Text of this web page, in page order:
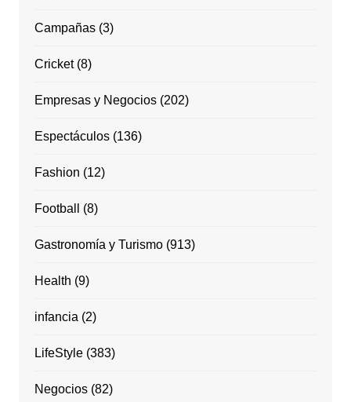
Campañas(3)
Cricket(8)
Empresas y Negocios(202)
Espectáculos(136)
Fashion (12)
Football (8)
Gastronomía y Turismo(913)
Health (9)
infancia (2)
LifeStyle(383)
Negocios(82)